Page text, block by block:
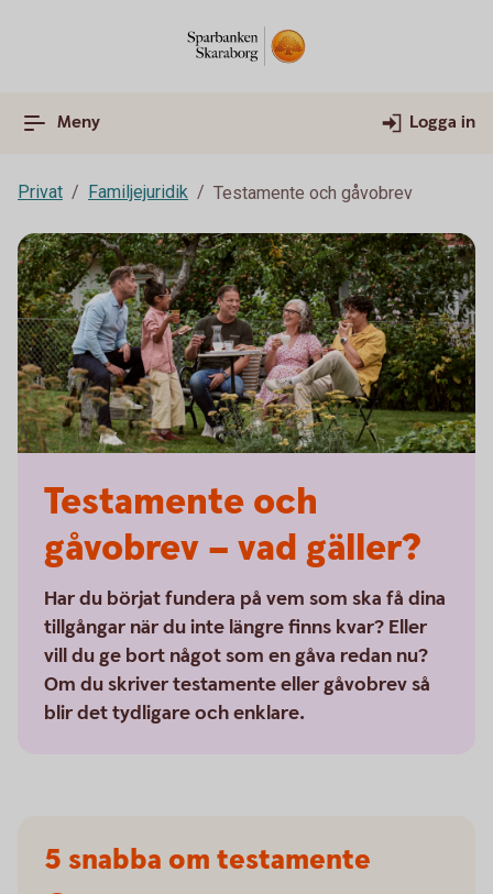
Meny Logga in
Privat Familjejuridik Testamente och gåvobrev
Testamente och
gåvobrev – vad gäller?
Har du börjat fundera på vem som ska få dina
tillgångar när du inte längre finns kvar? Eller
vill du ge bort något som en gåva redan nu?
Om du skriver testamente eller gåvobrev så
blir det tydligare och enklare.
5 snabba om testamente